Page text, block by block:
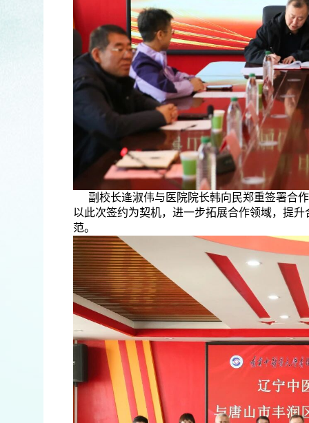
副校长逄淑伟与医院院长韩向民郑重签署合
以此次签约为契机，进一步拓展合作领域，提
范。